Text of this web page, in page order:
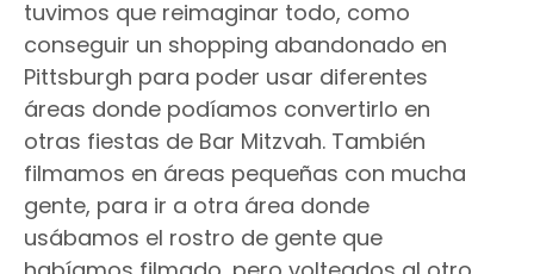
tuvimos que reimaginar todo, como
conseguir un shopping abandonado en
Pittsburgh para poder usar diferentes
áreas donde podíamos convertirlo en
otras fiestas de Bar Mitzvah. También
filmamos en áreas pequeñas con mucha
gente, para ir a otra área donde
usábamos el rostro de gente que